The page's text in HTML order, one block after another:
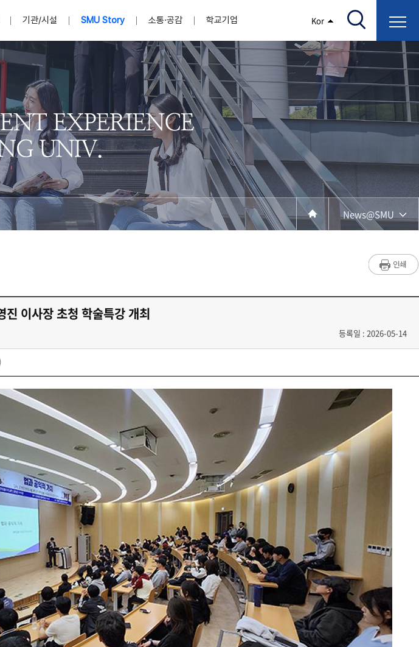
Kor
이사장인사말 법인소개
자매회사 및 기관
임원현황
이사회(개최, 회의록)
학교법인 임원과 친족관계에 있는 교직원 현황
총장
대 총장 이용걸
대 총장 김유성
총장 김광림
대 총장 염재선
명인재상 인재상과 5대핵심역량
2020년대
2000년대
1990년대
상징물
심볼마크
전용색상
시그니처
세명 캐릭터
대학현황
교직원현황
시설현황
요람집
고)
적립금운용현황 업무추진비 집행내역 등록금심의위원회
등록금심의위원회
등록금심의위원회 회의록
록
기금운용심의회
기금운용심의회
기금운용심의회 회의록
전 및 전략설정과정 발전계획 체계 교육 체계도
특성화 체계도
전공 체계도 비교과 교육체계
오시는길 통학버스 안내
통학버스 운행안내
통학버스 출발장소
입학정보통합시스템(합격조회/고지서출력/납부조회)
지대학원 저널리즘대학원
개 학생종합경력시스템 세빈샵(온라인학생창업몰)
과
학과
과
션학과
사회과학대학
경찰학과
행정학과
법학과
부동산지적학과
소방방재학과
경영학과
회계세무금융학과
글로벌물류학과
호텔경영학과
관광경영학과
항공서비스학과
AI융합대학
AI컴퓨터학부
스마트IT학부
전기공학과
전자공학과
건축학과
건설환경공학과
환경에너지학과
전기전자공학과
재난안전학과
보건안전공학과
보건바이오대학
간호학과
작업치료학과
임상병리학과
바이오제약산업학부
바이오코스메틱학과
뷰티케어학과
바이오식품영양학부
동물보건학과
생활체육학과
반려동물산업학과
한의과대학 교양대학 연계전공
육목표
연계전공
연계전공안내
e-Book디자인ㆍ제작학
정밀의료인공지능융합학
화장품생명융합학
천연물소재융합학
AI융합전공
스마트이차전지시스템공학
센서반도체융합전공
수강신청
수강신청
동일과목전공인정
재수강
수강포기
계절학기
전자출결
학사경고
학년/학기 재이수
특별학점
류 전과ㆍ복수(부)전공
전과
복수(부)전공
마이크로디그리
마이크로디그리 안내
학·석사연계과정
학적변동(휴학·복학·제적·재입학)
휴학
복학
자퇴
제적
재입학
졸업(수료)
졸업
졸업연기
조기졸업
졸업논문
학년별 수료학점
교육과정 CHARM인증제
학금신청ㆍ지급 장학캘린더 국가장학금·학자금대출
권익보호 사회봉사지원센터
센터 및 조직소개
규정집
주요업무
봉사단운영
장애학생지원센터
소개
지원서비스
장애학생도우미
찾아오시는길
학습역량강화
취업진로상담
학생증발급
생자치기구
총학생회
학생커뮤니티 학생사회봉사 학생위원회
편의점
학생휴게실
서점
우편취급국
복사실
웰니스센터
65번가
) 이용 안내 통학버스 편도(월, 금) 이용 안내
해외프로그램
교환학생
해외어학연수
국외인턴십
자기설계 해외배낭연수
(군입영) 전역 후 복학 국외여행/유학 병무관련사이트
연구지원 지식재산권 부속기관 정보광장(자료실)
지원 국제학술지 논문게재 지원
학술저서발간 지원
경비 지원
학술대회 참가경비 지원 부설연구소 학술회의 개최 경비 지원
리 생명윤리위원회 동물실험윤리위원회
기관/시설
공본부 대학혁신사업단 대학일자리플러스센터 인권센터
기획실 학생처 사무처 입학관리본부 국제교류처
평생교육원 편집방송국 학생생활관 보건진료소
예비군연대
적
연구소 조직
학술·연구활동 실적
구성원소개
세명창업보육센터 지역협력센터 기술사업화센터
중소기업산학협력센터
터
화장품·건강기능식품 임상시험센터(SMCTC)
ANCHOR사업단
회복지급식관리지원센터
단양군어린이급식관리지원센터
지원센터
제천시농촌활력플러스사업추진단
단양군농촌활성화지원센터
지원센터
부속충주한방병원
SMU Story
장학 및 학사안내 정보보호
채용공고
원포함)채용정보
행사안내
퍼스풍경
소통·공감 학교기업
News@SMU
입학/취업
대학/대학원
학사지원
기관/시설
SMU Story
소통·공감
홈페이지가이드
이사장 초청 학술특강 개최
등록일 : 2026-05-14